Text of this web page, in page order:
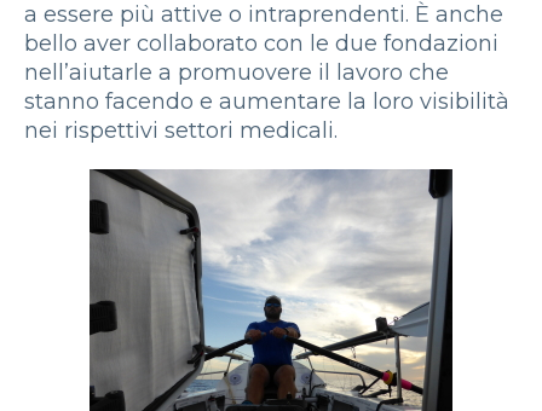
a essere più attive o intraprendenti. È anche
bello aver collaborato con le due fondazioni
nell’aiutarle a promuovere il lavoro che
stanno facendo e aumentare la loro visibilità
nei rispettivi settori medicali.